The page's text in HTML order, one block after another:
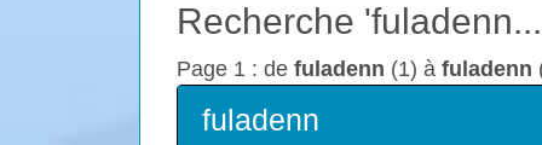
Recherche
Page 1 : de fuladenn (1) à fuladenn
fuladenn